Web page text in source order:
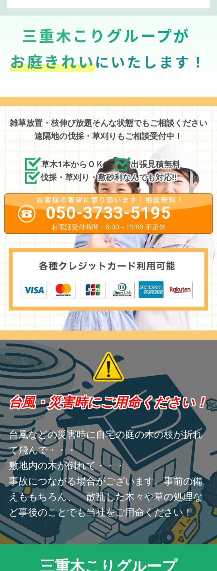
三重木こりグループが
お庭きれいにいたします！
雑草放置・枝伸び放題そんな状態でもご相談ください
遠隔地の伐採・草刈りもご相談受付中！
草木1本からＯＫ
出張見積無料
伐採・草刈り・敷砂利なんでも対応!!
050-3733-5195
お電話受付時間：8:00～19:00 不定休
台風・災害時にご用命ください！
台風などの災害時に自宅の庭の木の枝が折れ
て飛んで・・・
敷地内の木が倒れて・・・
事故につながる場合がございます。事前の備
えももちろん、 散乱した木々や草の処理な
ど事後のことでも当社をご用命ください！
三重木こりグループ